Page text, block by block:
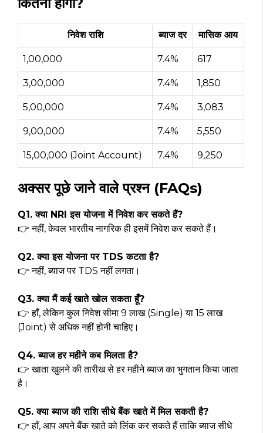
निवेश राशि ब्याज दर मासिक आय
₹1,00,000 7.4% ₹617
₹3,00,000 7.4% ₹1,850
₹5,00,000 7.4% ₹3,083
₹9,00,000 7.4% ₹5,550
₹15,00,000 (Joint Account) 7.4% ₹9,250
अक्सर पूछे जाने वाले प्रश्न (FAQs)
Q1. क्या NRI इस योजना में निवेश कर सकते हैं?
👉 नहीं, केवल भारतीय नागरिक ही इसमें निवेश कर सकते हैं।
Q2. क्या इस योजना पर TDS कटता है?
👉 नहीं, ब्याज पर TDS नहीं लगता।
Q3. क्या मैं कई खाते खोल सकता हूँ?
👉 हाँ, लेकिन कुल निवेश सीमा ₹9 लाख (Single) या ₹15 लाख
(Joint) से अधिक नहीं होनी चाहिए।
Q4. ब्याज हर महीने कब मिलता है?
👉 खाता खुलने की तारीख से हर महीने ब्याज का भुगतान किया जाता
है।
Q5. क्या ब्याज की राशि सीधे बैंक खाते में मिल सकती है?
👉 हाँ, आप अपने बैंक खाते को लिंक कर सकते हैं ताकि ब्याज सीधे